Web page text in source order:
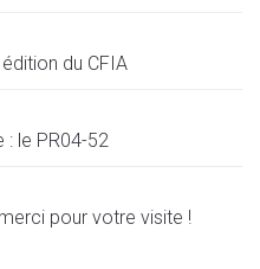
du CFIA
: le PR04-52
pour votre visite !